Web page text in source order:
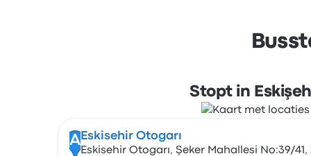
Stopt in
A Eskisehir Otogarı
Eskisehir Otogarı, Şeker Mahallesi No:39/41,